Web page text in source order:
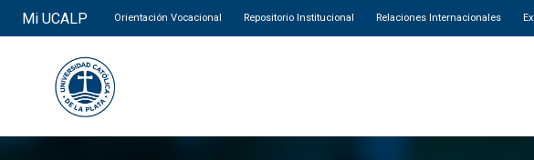
Mi UCALP Orientación Vocacional Repositorio Institucional Relaciones Internacionales